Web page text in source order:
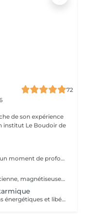
72
institut Le Boudoir de
Une séance de Soins énergétiques est un moment de profond bien-être et de lâcher-prise, un moment précieux pour vous reconnecter avec vous-même. L'harmonisation énergétique permet de prendre soin de soi sans être envahi par le mental et les émotions, de libérer les blocages et mémoires du passé, de (re)trouver pleinement son potentiel d'énergie, sa force vitale et créatrice, de s'aimer et s'accepter et enfin, vivre l'amour inconditionnel, d'être en paix avec soi même et de ressentir centrage et légèreté. Les soins énergétiques que je pratique nettoient les différents corps énergétiques (physique, émotionnel, mental, spirituel) et visent à dissoudre les blocages et les croyances limitantes qui nous empêchent d'avancer positivement dans la vie. Avant tout travail énergétique, quelle que soit la méthode holistique, il est important de procéder à un diagnostic énergétique de la personne. A qui s'adresse le soin énergétique ? Ils peuvent être réalisés sur tout le monde, à tous âges, quelques soient les antécédents, les maladies et les traitements en cours. Les Soins Energétiques ne présentent pas de contre-indication, prévoir juste un temps de repos après une séance. A noter que ces thérapies ne remplacent pas, en aucun cas, la médecine conventionnelle. Mon approche énergétique est dépouillée de toute attache religieuse et ne demande pas au consultant de cheminement spirituel particulier. NB : chaque minute additionnelle au temps prévu sera facturée 1€. Merci. Pour une première expérience, choisissez la séance de 75 mn.
Je m'appelle Florence, je suis énergéticienne, magnétiseuse, passeuse d'âme, karmathérapeute et médium clairaudiente et clairvoyante. Les soins karmiques que je propose sont des soins énergétiques qui vont essentiellement travailler sur votre structure énergétique reliée à votre vie actuelle afin de libérer et nettoyer les empreintes de ces mémoires ancestrales négatives. Les soins karmiques et transgénérationnels consistent à aller libérer des mémoires, des blessures et blocages issus de nos vies antérieures dont votre structure énergétique porte encore l'empreinte. Certaines de ces mémoires douloureuses se rattachent directement à votre âme, d'autres sont associées à votre famille, dans ce cas nous parlons de mémoires transgénérationnelles. Lorsque je travaille sur des mémoires karmiques, grâce à la médiumnité, je peux retracer vos vies antérieures et voir précisément les blocages, les blessures, les émotions négatives liés à vos problèmes actuels. Vous allez vivre des moments de partage, et vous sentirez cette libération karmique par des sensations d'apaisement et de soulagement. Je conseille de faire dans un premier temps le soin énergétique et ensuite le soin libération karmique. Voter traitement en sera beaucoup plus efficace Vous allez prendre conscience pour quelles raisons vous êtes attiré par certains lieux, certaines personnalités etc. Cela donnera l'explication également sur vos comportements, vos préférences, vos craintes. NB : pour chaque minute additionnelle au temps prévu sera facturée 1€. Merci
Voir les explications des rubriques soins énergétiques et libérations karmiques. Pour chaque minute additionnelle au temps prévu, 1€ sera facturé. Merci de votre compréhension.